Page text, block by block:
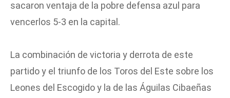
sacaron ventaja de la pobre defensa azul para
vencerlos 5-3 en la capital.
La combinación de victoria y derrota de este
partido y el triunfo de los Toros del Este sobre los
Leones del Escogido y la de las Águilas Cibaeñas